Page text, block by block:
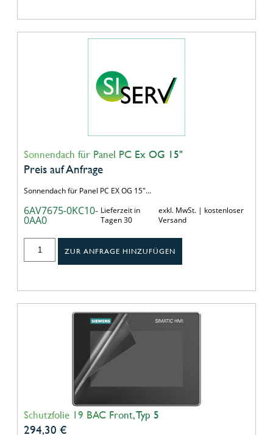
Sonnendach für Panel PC Ex OG 15"
Preis auf Anfrage
Sonnendach für Panel PC EX OG 15"…
6AV7675-0KC10-
0AA0
Lieferzeit in
Tagen 30
exkl. MwSt. | kostenloser
Versand
ZUR ANFRAGE HINZUFÜGEN
Schutzfolie 19 BAC Front, Typ 5
294,30 €